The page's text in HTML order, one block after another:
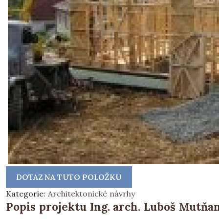
DOTAZ NA TUTO POLOŽKU
Kategorie: Architektonické návrhy
Popis projektu Ing. arch. Luboš